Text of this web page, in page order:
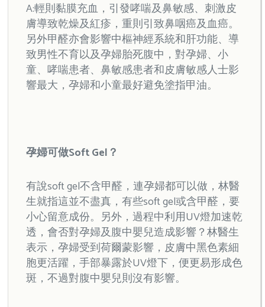
A:輕則黏膜充血，引發哮喘及鼻敏感、刺激皮
膚導致乾燥及紅疹，重則引致鼻咽癌及血癌。
另外甲醛亦會影響中樞神經系統和肝功能、導
致男性不育以及孕婦胎死腹中，對孕婦、小
童、哮喘患者、鼻敏感患者和皮膚敏感人士影
響最大，孕婦和小童最好避免塗指甲油。
孕婦可做Soft Gel？
有說soft gel不含甲醛，連孕婦都可以做，林醫
生就指這並不盡真，有些soft gel或含甲醛，要
小心留意成份。另外，過程中利用UV燈加速乾
透，會否對孕婦及腹中嬰兒造成影響？林醫生
表示，孕婦受到荷爾蒙影響，皮膚中黑色素細
胞更活躍，手部暴露於UV燈下，便更易形成色
斑，不過對腹中嬰兒則沒有影響。